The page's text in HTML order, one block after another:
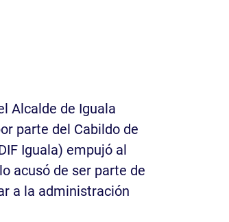
Alcalde de Iguala
parte del Cabildo de
Iguala) empujó al
acusó de ser parte de
a la administración